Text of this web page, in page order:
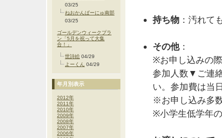
03/25
ねおかんぱーにゅ南部
03/25
ゴールデンウィークプラ
ン「5月を祝って大集
合！」
世詩絵 04/29
よーくん
04/29
年月別表示
2012年
2011年
2010年
2009年
2008年
2007年
2006年
持ち物 ：汚れて
その他：
※お申し込みの
参加人数▼ご連
い。参加費は当
※お申し込み多
※小学生低学年